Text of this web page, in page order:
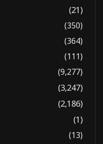
(21)
(350)
(364)
(111)
(9,277)
(3,247)
(2,186)
(1)
(13)